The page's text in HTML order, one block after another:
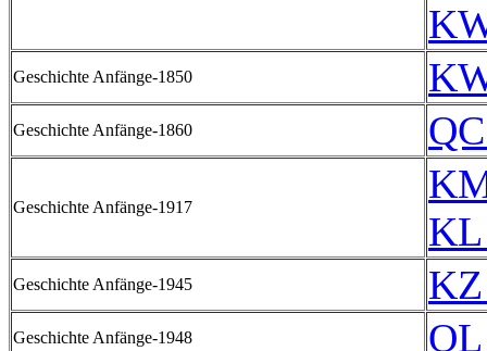
Geschichte Anfänge-1850
Geschichte Anfänge-1860
Geschichte Anfänge-1917
KL
Geschichte Anfänge-1945
Geschichte Anfänge-1948